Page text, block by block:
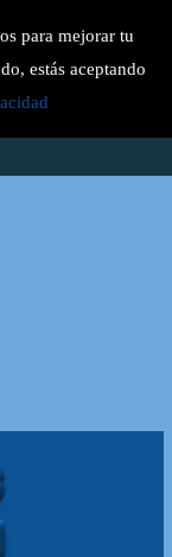
para mejorar tu
estás aceptando